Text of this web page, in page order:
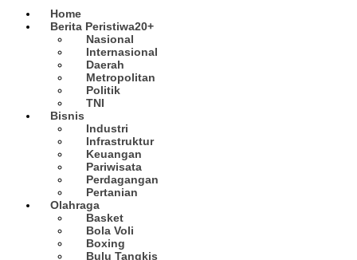
Home
Berita Peristiwa20+
Nasional
Internasional
Daerah
Metropolitan
Politik
TNI
Bisnis
Industri
Infrastruktur
Keuangan
Pariwisata
Perdagangan
Pertanian
Olahraga
Basket
Bola Voli
Boxing
Bulu Tangkis